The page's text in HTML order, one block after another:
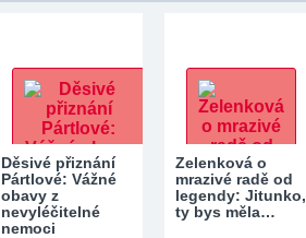
Děsivé přiznání
Pártlové: Vážné
obavy z
nevyléčitelné
nemoci
Zelenková o
mrazivé radě od
legendy: Jitunko,
ty bys měla…